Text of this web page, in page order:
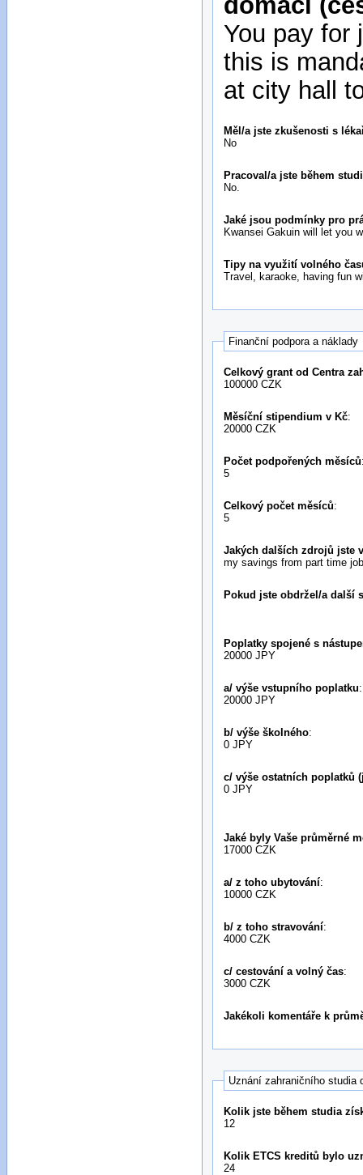
You pay for
this is
at city hall
Měl/a jste zkušenosti s
No
Pracoval/a jste během
No.
Jaké jsou podmínky pro
Kwansei Gakuin will let you
Tipy na využití volného
Travel, karaoke, having fun
Finanční podpora a náklady
Celkový grant od Centra
100000 CZK
Měsíční stipendium v Kč:
20000 CZK
Počet podpořených měsíců
5
Celkový počet měsíců:
5
Jakých dalších zdrojů jste
my savings from part time
Pokud jste obdržel/a další
Poplatky spojené s
20000 JPY
a/ výše vstupního poplatku:
20000 JPY
b/ výše školného:
0 JPY
c/ výše ostatních poplatků
0 JPY
Jaké byly Vaše průměrné
17000 CZK
a/ z toho ubytování:
10000 CZK
b/ z toho stravování:
4000 CZK
c/ cestování a volný čas:
3000 CZK
Jakékoli komentáře k
Uznání zahraničního studia
Kolik jste během studia
12
Kolik ETCS kreditů bylo
24